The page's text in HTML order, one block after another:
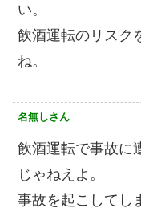
い。
飲酒運転のリスク
ね。
名無しさん
飲酒運転で事故に
じゃねえよ。
事故を起こしてし